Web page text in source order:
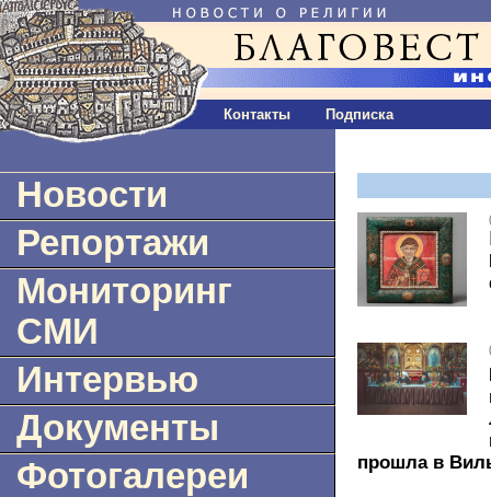
Контакты Подписка
Новости
Репортажи
Мониторинг
СМИ
Интервью
Документы
Фотогалереи
прошла в